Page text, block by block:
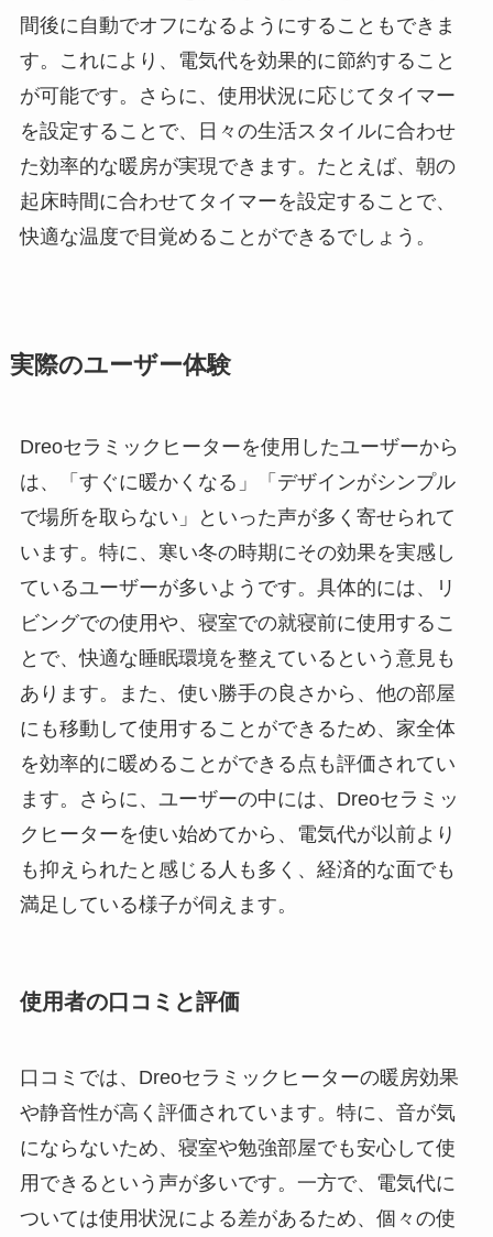
間後に自動でオフになるようにすることもできま
す。これにより、電気代を効果的に節約すること
が可能です。さらに、使用状況に応じてタイマー
を設定することで、日々の生活スタイルに合わせ
た効率的な暖房が実現できます。たとえば、朝の
起床時間に合わせてタイマーを設定することで、
快適な温度で目覚めることができるでしょう。
実際のユーザー体験
Dreoセラミックヒーターを使用したユーザーから
は、「すぐに暖かくなる」「デザインがシンプル
で場所を取らない」といった声が多く寄せられて
います。特に、寒い冬の時期にその効果を実感し
ているユーザーが多いようです。具体的には、リ
ビングでの使用や、寝室での就寝前に使用するこ
とで、快適な睡眠環境を整えているという意見も
あります。また、使い勝手の良さから、他の部屋
にも移動して使用することができるため、家全体
を効率的に暖めることができる点も評価されてい
ます。さらに、ユーザーの中には、Dreoセラミッ
クヒーターを使い始めてから、電気代が以前より
も抑えられたと感じる人も多く、経済的な面でも
満足している様子が伺えます。
使用者の口コミと評価
口コミでは、Dreoセラミックヒーターの暖房効果
や静音性が高く評価されています。特に、音が気
にならないため、寝室や勉強部屋でも安心して使
用できるという声が多いです。一方で、電気代に
ついては使用状況による差があるため、個々の使